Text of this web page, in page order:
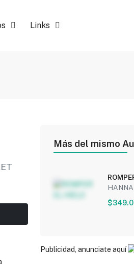
Links
Más del mismo
Publicidad, anunciate aquí